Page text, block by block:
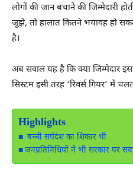
लोगों की जान बचाने की जिम्मेदारी
जूझे, तो हालात कितने भयावह हो
है।
अब सवाल यह है कि क्या जिम्मेदार
सिस्टम इसी तरह ‘रिवर्स गियर’ में
Highlights
बच्ची सर्पदंश का शिकार थी
जनप्रतिनिधियों ने भी सरकार पर